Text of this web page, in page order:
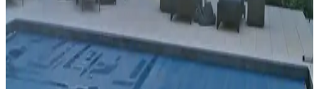
Info Zimmerinformationen
Kein Frühstück
32 m²
Wählen Sie Ihre Aufenthaltsdaten, um Verfügbarkeit und Preise zu